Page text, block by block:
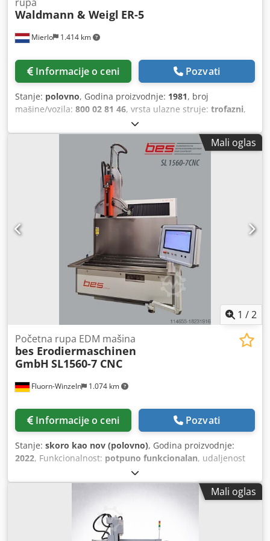
Mierlo 1.414 km
Waldmann & Weigl ER-5
Informacije o ceni Pozvati
Stanje: polovno, Godina proizvodnje: 1981, broj
mašine/vozila: 800 02 81 46, vrsta ulazne struje: trofazni,
Specijalizovana elektroerozivna mašina (erodir mašina /
mašina za startno bušenje) Chedey Su Iyjpfx Amgja Ova
mašina se u metaloprerađivačkoj industriji primarno koristi
kao mašina za startno bušenje ili za elektroerozivno
uklanjanje slomljenih alata (kao što su ureznice, burgije ili
razvrtaci) iz vrednih radnih komada. Proces se obavlja
izuzetno precizno, bez oštećenja okolnog navoja ili
Mali oglas
1 /2
Fluorn-Winzeln 1.074 km
Početna rupa EDM mašina
bes Erodiermaschinen
GmbH SL1560-7 CNC
Informacije o ceni Pozvati
Stanje: skoro kao nov (polovno), Godina proizvodnje:
2022, Funkcionalnost: potpuno funkcionalan, udaljenost
, Y osa hod:
hod Z-ose:700 mm, ukupna visina:2.850 mm, ukupna
, maksimalna
, vrsta ulazne struje:
, dubina bušenja:
Mali oglas